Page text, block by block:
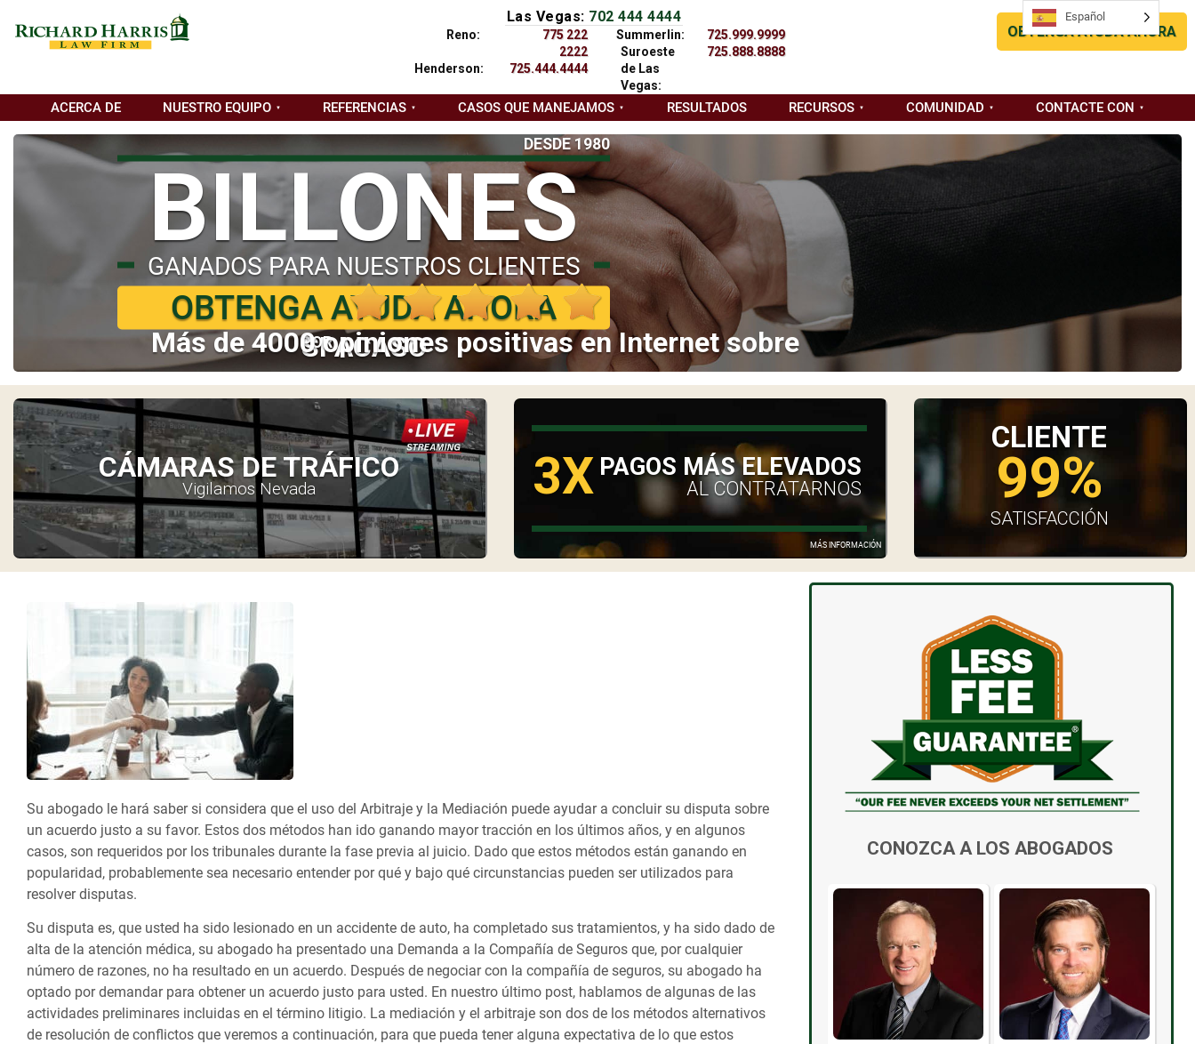
Las Vegas: 702 444 4444
Reno:
775 222
2222
Henderson:
725.444.4444
Summerlin:
725.999.9999
Suroeste
de Las
Vegas:
725.888.8888
OBTENGA AYUDA AHORA
ACERCA DE NUESTRO EQUIPO REFERENCIAS CASOS QUE MANEJAMOS RESULTADOS RECURSOS COMUNIDAD CONTACTE CON
DESDE 1980
BILLONES
GANADOS PARA NUESTROS CLIENTES
OBTENGA AYUDA AHORA
POR
SI ACASO
Más de 4000 opiniones positivas en Internet sobre
CÁMARAS DE TRÁFICO
Vigilamos Nevada
MÁS INFORMACIÓN
3X PAGOS MÁS ELEVADOS
AL CONTRATARNOS
CLIENTE
99%
SATISFACCIÓN
Su abogado le hará saber si considera que el uso del Arbitraje y la Mediación puede ayudar a concluir su disputa sobre
un acuerdo justo a su favor. Estos dos métodos han ido ganando mayor tracción en los últimos años, y en algunos
casos, son requeridos por los tribunales durante la fase previa al juicio. Dado que estos métodos están ganando en
popularidad, probablemente sea necesario entender por qué y bajo qué circunstancias pueden ser utilizados para
resolver disputas.
Su disputa es, que usted ha sido lesionado en un accidente de auto, ha completado sus tratamientos, y ha sido dado de
alta de la atención médica, su abogado ha presentado una Demanda a la Compañía de Seguros que, por cualquier
número de razones, no ha resultado en un acuerdo. Después de negociar con la compañía de seguros, su abogado ha
optado por demandar para obtener un acuerdo justo para usted. En nuestro último post, hablamos de algunas de las
actividades preliminares incluidas en el término litigio. La mediación y el arbitraje son dos de los métodos alternativos
de resolución de conflictos que veremos a continuación, para que pueda tener alguna expectativa de lo que estos
CONOZCA A LOS ABOGADOS
Español